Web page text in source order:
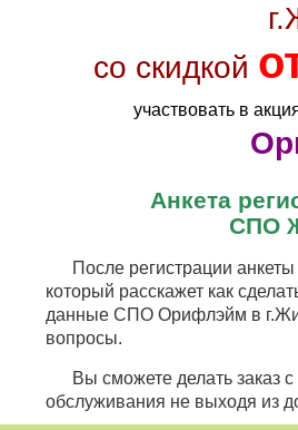
со скидкой
участвовать в
Анкета
СПО
После регистрации
который расскажет как
данные СПО Орифлэйм в
вопросы.
Вы сможете делать заказ
обслуживания не выходя из